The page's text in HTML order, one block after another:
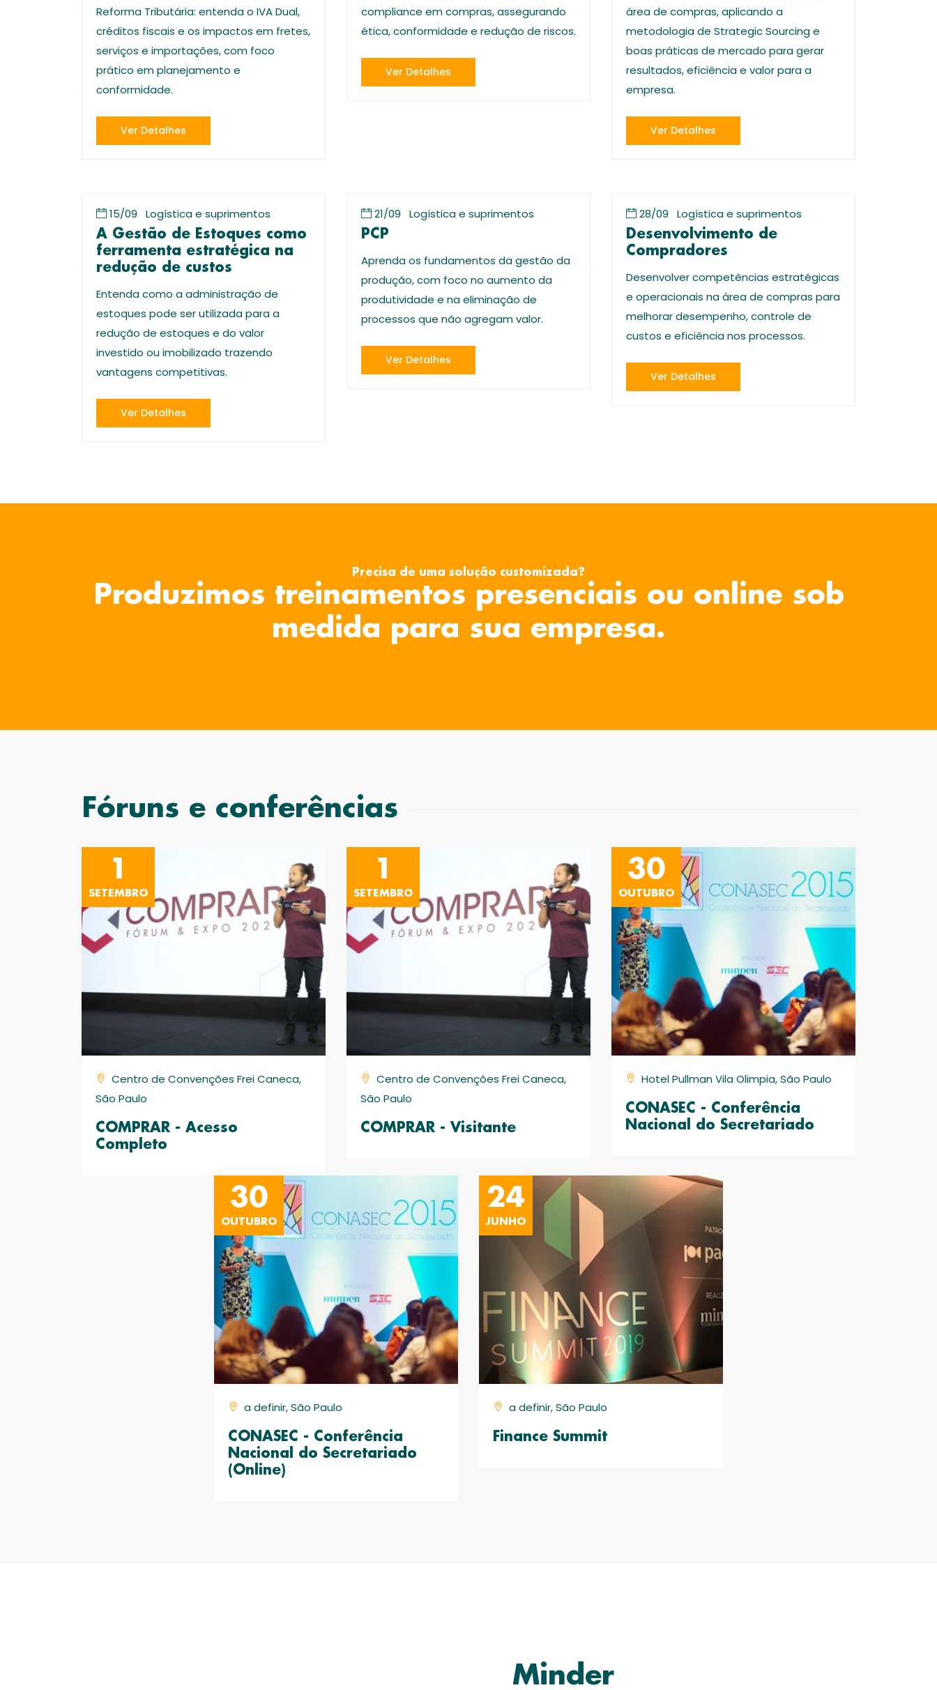
Reforma Tributária: entenda o IVA Dual,
créditos fiscais e os impactos em fretes,
serviços e importações, com foco
prático em planejamento e
conformidade.
Ver Detalhes
compliance em compras, assegurando
ética, conformidade e redução de riscos.
Ver Detalhes
área de compras, aplicando a
metodologia de Strategic Sourcing e
boas práticas de mercado para gerar
resultados, eficiência e valor para a
empresa.
Ver Detalhes
15/09 Logística e suprimentos
A Gestão de Estoques como
ferramenta estratégica na
redução de custos
Entenda como a administração de
estoques pode ser utilizada para a
redução de estoques e do valor
investido ou imobilizado trazendo
vantagens competitivas.
Ver Detalhes
21/09 Logística e suprimentos
PCP
Aprenda os fundamentos da gestão da
produção, com foco no aumento da
produtividade e na eliminação de
processos que não agregam valor.
Ver Detalhes
28/09 Logística e suprimentos
Desenvolvimento de
Compradores
Desenvolver competências estratégicas
e operacionais na área de compras para
melhorar desempenho, controle de
custos e eficiência nos processos.
Ver Detalhes
Precisa de uma solução customizada?
Produzimos treinamentos presenciais ou online sob
medida para sua empresa.
Fóruns e conferências
1
SETEMBRO
Centro de Convenções Frei Caneca,
São Paulo
COMPRAR - Acesso
Completo
1
SETEMBRO
Centro de Convenções Frei Caneca,
São Paulo
COMPRAR - Visitante
30
OUTUBRO
Hotel Pullman Vila Olimpia, São Paulo
CONASEC - Conferência
Nacional do Secretariado
30
OUTUBRO
a definir, São Paulo
CONASEC - Conferência
Nacional do Secretariado
(Online)
24
JUNHO
a definir, São Paulo
Finance Summit
Minder